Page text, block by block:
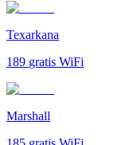
Texarkana
189 gratis WiFi
Marshall